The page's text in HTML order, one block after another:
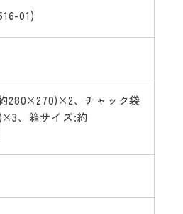
01)
280×270)×2、チャック袋
、箱サイズ:約